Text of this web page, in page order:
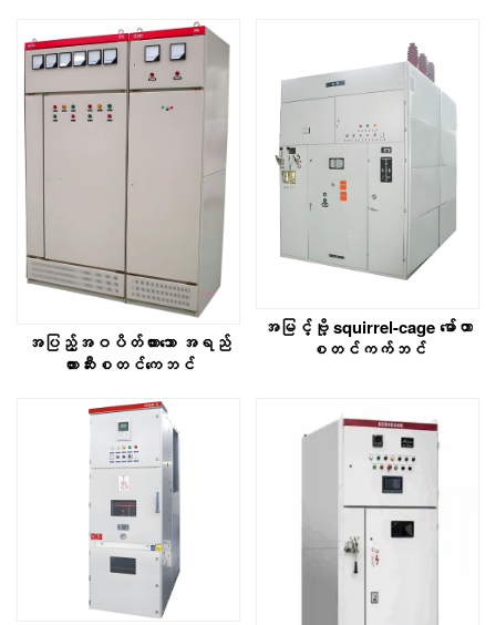
အပြည့်အဝပိတ်ထားသော အရည်
တားဆီးစတင်ကေဘင်
အမြင့်ဗို့ squirrel-cage မော်တာ
စတင်ကက်ဘင်